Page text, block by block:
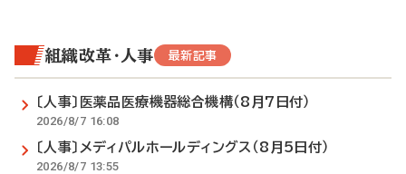
組織改革・人事 最新記事
〔人事〕医薬品医療機器総合機構（8月7日付）
2026/8/7 16:08
〔人事〕メディパルホールディングス（8月5日付）
2026/8/7 13:55